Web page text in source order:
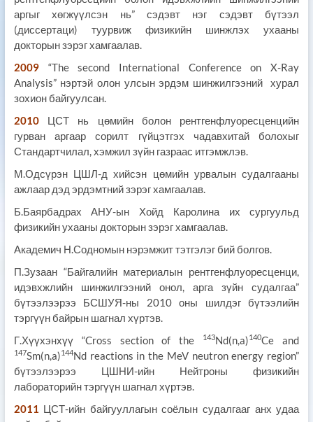
аргыг хөгжүүлсэн нь” сэдэвт нэг сэдэвт бүтээл
(диссертаци) туурвиж физикийн шинжлэх ухааны
докторын зэрэг хамгаалав.
2009
“The second International Conference on X-Ray
Analysis” нэртэй олон улсын эрдэм шинжилгээний хурал
зохион байгуулсан.
2010ЦСТ нь цөмийн болон рентгенфлуоресценцийн
гурван аргаар сорилт гүйцэтгэх чадавхитай болохыг
Стандартчилал, хэмжил зүйн газраас итгэмжлэв.
М.Одсүрэн ЦШЛ-д хийсэн цөмийн урвалын судалгааны
ажлаар дэд эрдэмтний зэрэг хамгаалав.
Б.Баярбадрах АНУ-ын Хойд Каролина их сургуульд
физикийн ухааны докторын зэрэг хамгаалав.
Академич Н.Содномын нэрэмжит тэтгэлэг бий болгов.
П.Зузаан “Байгалийн материалын рентгенфлуоресценци,
идэвхжлийн шинжилгээний онол, арга зүйн судалгаа”
бүтээлээрээ БСШУЯ-ны 2010 оны шилдэг бүтээлийн
тэргүүн байрын шагнал хүртэв.
Г.Хүүхэнхүү “Cross section of the
143Nd(n,a)140Ce and
147Sm(n,a)144Nd reactions in the MeV neutron energy region”
бүтээлээрээ ЦШНИ-ийн Нейтроны физикийн
лабораторийн тэргүүн шагнал хүртэв.
2011 ЦСТ-ийн байгууллагын соёлын судалгааг анх удаа